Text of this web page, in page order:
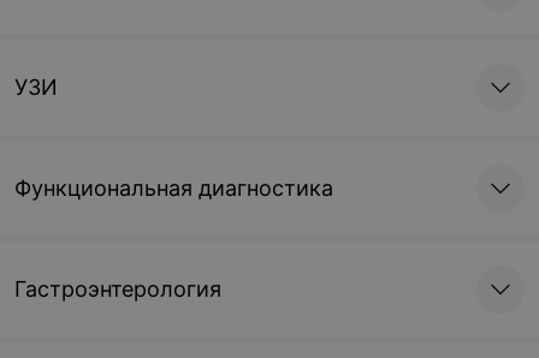
УЗИ
Функциональная диагностика
Гастроэнтерология